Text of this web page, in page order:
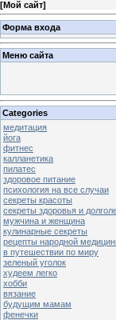
[Мой сайт]
Форма входа
Меню сайта
Categories
медитация
йога
фитнес
калланетика
пилатес
здоровое питание
психология на все случаи
секреты красоты
секреты здоровья и
мужчина и женщина
кулинарные секреты
рецепты народной
в путешествии по миру
зеленый уголок
худеем легко
хобби
вязание
будущим мамам
фенечки